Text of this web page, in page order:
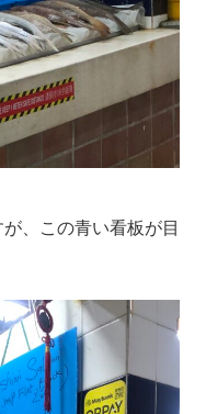
、この青い看板が目